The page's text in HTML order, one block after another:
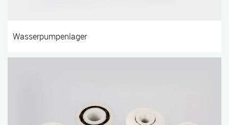
Wasserpumpenlager